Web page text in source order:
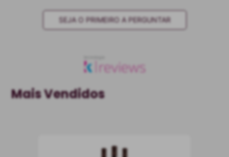
SEJA O PRIMEIRO A PERGUNTAR
Mais Vendidos